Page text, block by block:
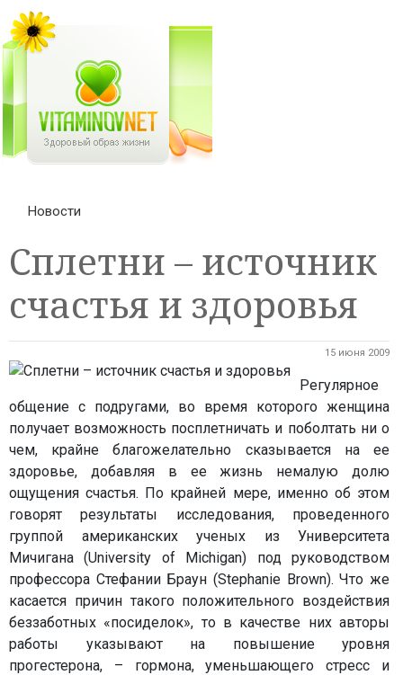
Новости
Сплетни – источник
счастья и здоровья
15 июня 2009
Регулярное
общение с подругами, во время которого женщина
получает возможность посплетничать и поболтать ни о
чем, крайне благожелательно сказывается на ее
здоровье, добавляя в ее жизнь немалую долю
ощущения счастья. По крайней мере, именно об этом
говорят результаты исследования, проведенного
группой американских ученых из Университета
Мичигана (University of Michigan) под руководством
профессора Стефании Браун (Stephanie Brown). Что же
касается причин такого положительного воздействия
беззаботных «посиделок», то в качестве них авторы
работы указывают на повышение уровня
прогестерона, – гормона, уменьшающего стресс и